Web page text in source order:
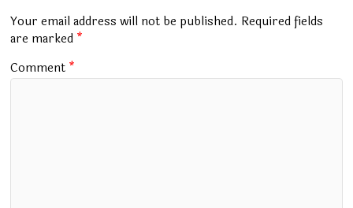
o
k
p
p
m
Your email address will not be published. Required fields
are marked *
Comment *